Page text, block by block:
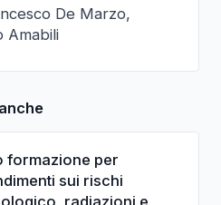
De Marzo,
Amabili
formazione per
sui rischi
radiazioni e